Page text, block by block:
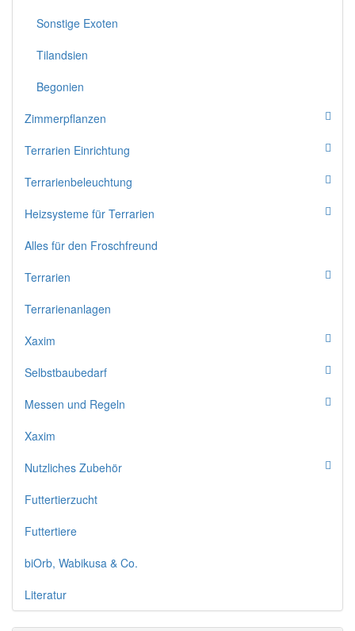
Sonstige Exoten
Tilandsien
Begonien
Zimmerpflanzen
Terrarien Einrichtung
Terrarienbeleuchtung
Heizsysteme für Terrarien
Alles für den Froschfreund
Terrarien
Terrarienanlagen
Xaxim
Selbstbaubedarf
Messen und Regeln
Xaxim
Nutzliches Zubehör
Futtertierzucht
Futtertiere
biOrb, Wabikusa & Co.
Literatur